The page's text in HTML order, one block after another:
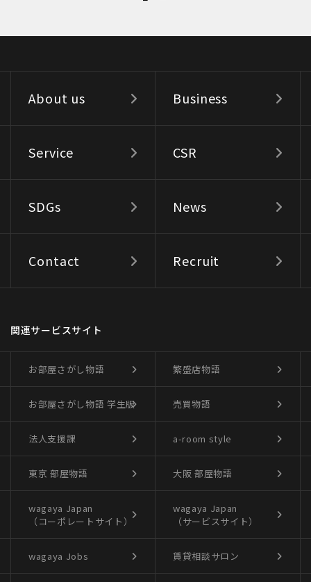
About us Business
Service CSR
SDGs News
Contact Recruit
関連サービスサイト
お部屋さがし物語 繁盛店物語
お部屋さがし物語 学生版 売買物語
法人支援課 a-room style
東京 部屋物語 大阪 部屋物語
wagaya Japan
（コーポレートサイト）
wagaya Japan
（サービスサイト）
wagaya Jobs 賃貸相談サロン